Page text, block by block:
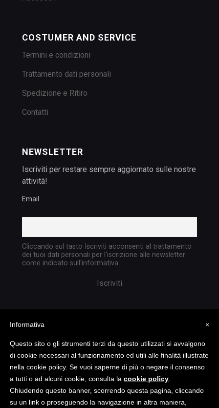
COSTUMER AND SERVICE
Termini e condizioni
Trattamento dati personali
Spedizione e Ritiro
Contatti
NEWSLETTER
Iscriviti per restare sempre aggiornato sulle nostre
attività!
Email
Cliccando sul tasto Iscriviti acconsenti al trattamento
dei tuoi dati personali per l'iscrizione alle newsletter
come indicato sull'informativa
Copyright @ 2023 TATTICA S.R.L. | All rights
reserved | P.I. 05903351004
×
Informativa
Questo sito o gli strumenti terzi da questo utilizzati si avvalgono
di cookie necessari al funzionamento ed utili alle finalità illustrate
nella cookie policy. Se vuoi saperne di più o negare il consenso
a tutti o ad alcuni cookie, consulta la cookie policy
Chiudendo questo banner, scorrendo questa pagina, cliccando
su un link o proseguendo la navigazione in altra maniera,